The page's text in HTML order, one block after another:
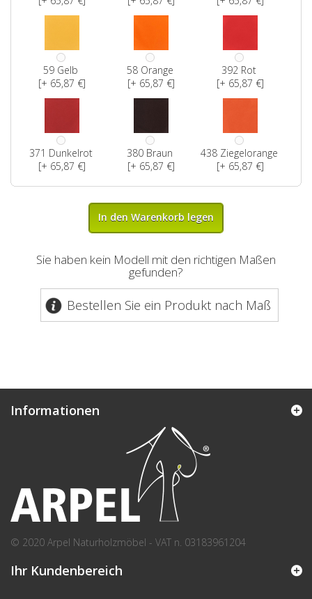
59 Gelb
[+ 65,87 €]
58 Orange
[+ 65,87 €]
392 Rot
[+ 65,87 €]
371 Dunkelrot
[+ 65,87 €]
380 Braun
[+ 65,87 €]
438 Ziegelorange
[+ 65,87 €]
In den Warenkorb legen
Sie haben kein Modell mit den richtigen Maßen
gefunden?
Bestellen Sie ein Produkt nach Maß
Informationen
© 2020 Arpel Naturholzmöbel - VAT n. 03183961204
Ihr Kundenbereich